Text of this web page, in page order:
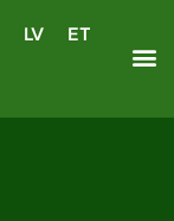
LV ET